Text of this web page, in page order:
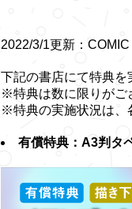
2022/3/1更新：
下記の書店にて特典を
※特典は数に限りがご
※特典の実施状況は、
有償特典：A3判タ